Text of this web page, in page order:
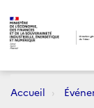
Accueil